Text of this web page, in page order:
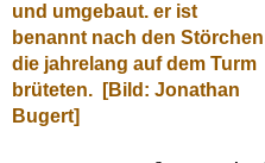
und umgebaut. er ist
benannt nach den Störchen
die jahrelang auf dem Turm
brüteten.
[Bild: Jonathan
Bugert]